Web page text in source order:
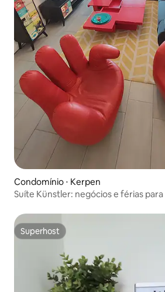
Condomínio ⋅ Kerpen
Suíte Künstler: negócios e férias
Superhost
Superhost